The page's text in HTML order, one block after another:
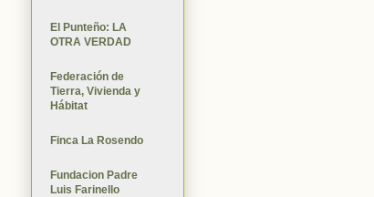
El Punteño: LA
OTRA VERDAD
Federación de
Tierra, Vivienda y
Hábitat
Finca La Rosendo
Fundacion Padre
Luis Farinello